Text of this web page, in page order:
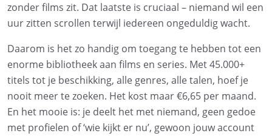
zonder films zit. Dat laatste is cruciaal – niemand wil een
uur zitten scrollen terwijl iedereen ongeduldig wacht.
Daarom is het zo handig om toegang te hebben tot een
enorme bibliotheek aan films en series. Met 45.000+
titels tot je beschikking, alle genres, alle talen, hoef je
nooit meer te zoeken. Het kost maar €6,65 per maand.
En het mooie is: je deelt het met niemand, geen gedoe
met profielen of ‘wie kijkt er nu’, gewoon jouw account